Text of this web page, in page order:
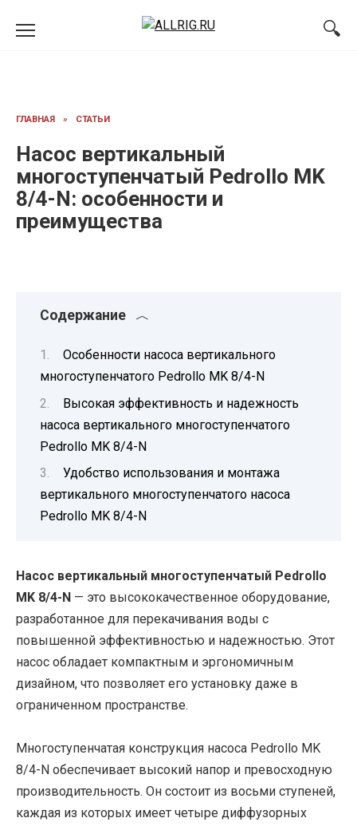
ГЛАВНАЯ » СТАТЬИ
Насос вертикальный
многоступенчатый Pedrollo MK
8/4-N: особенности и
преимущества
Содержание
Особенности насоса вертикального
многоступенчатого Pedrollo MK 8/4-N
Высокая эффективность и надежность
насоса вертикального многоступенчатого
Pedrollo MK 8/4-N
Удобство использования и монтажа
вертикального многоступенчатого насоса
Pedrollo MK 8/4-N
Насос вертикальный многоступенчатый Pedrollo
MK 8/4-N — это высококачественное оборудование,
разработанное для перекачивания воды с
повышенной эффективностью и надежностью. Этот
насос обладает компактным и эргономичным
дизайном, что позволяет его установку даже в
ограниченном пространстве.
Многоступенчатая конструкция насоса Pedrollo MK
8/4-N обеспечивает высокий напор и превосходную
производительность. Он состоит из восьми ступеней,
каждая из которых имеет четыре диффузорных